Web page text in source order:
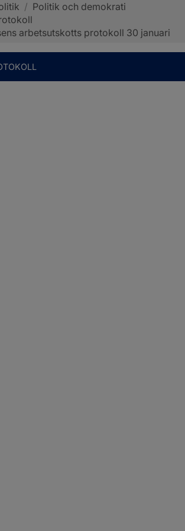
/ Politik och demokrati
arbetsutskotts protokoll 30 januari